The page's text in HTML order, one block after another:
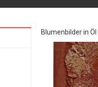
Blumenbilder in Öl